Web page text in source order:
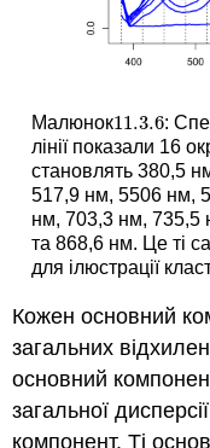
Малюнок11.3.6
11.3.6:
лінії показали 16
становлять 380,5
517,9 нм, 5506 нм,
нм, 703,3 нм, 735,5
та 868,6 нм. Це ті
для ілюстрації
Кожен основний
загальних
основний
загальної
компонент. Ті